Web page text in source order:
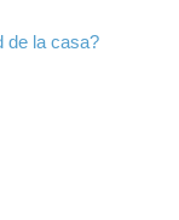
de la casa?